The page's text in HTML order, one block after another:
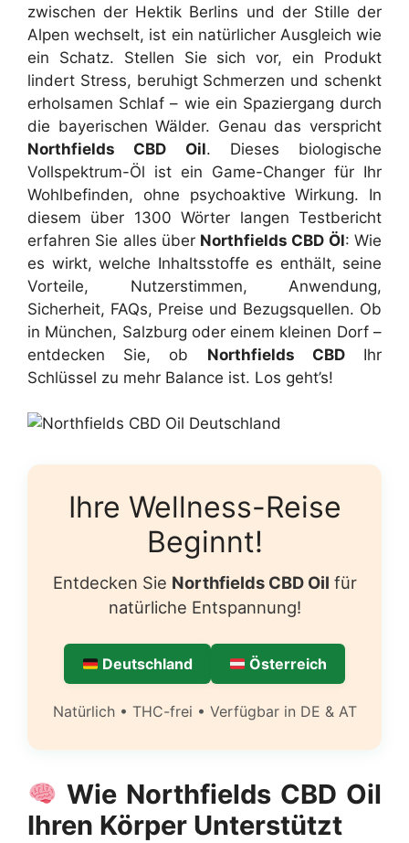
zwischen der Hektik Berlins und der Stille der
Alpen wechselt, ist ein natürlicher Ausgleich wie
ein Schatz. Stellen Sie sich vor, ein Produkt
lindert Stress, beruhigt Schmerzen und schenkt
erholsamen Schlaf – wie ein Spaziergang durch
die bayerischen Wälder. Genau das verspricht
Northfields CBD Oil. Dieses biologische
Vollspektrum-Öl ist ein Game-Changer für Ihr
Wohlbefinden, ohne psychoaktive Wirkung. In
diesem über 1300 Wörter langen Testbericht
erfahren Sie alles über Northfields CBD Öl: Wie
es wirkt, welche Inhaltsstoffe es enthält, seine
Vorteile, Nutzerstimmen, Anwendung,
Sicherheit, FAQs, Preise und Bezugsquellen. Ob
in München, Salzburg oder einem kleinen Dorf –
entdecken Sie, ob Northfields CBDIhr
Schlüssel zu mehr Balance ist. Los geht’s!
Ihre Wellness-Reise
Beginnt!
Entdecken Sie Northfields CBD Oil für
natürliche Entspannung!
Deutschland Österreich
Natürlich • THC-frei • Verfügbar in DE & AT
Wie Northfields CBD Oil
Ihren Körper Unterstützt